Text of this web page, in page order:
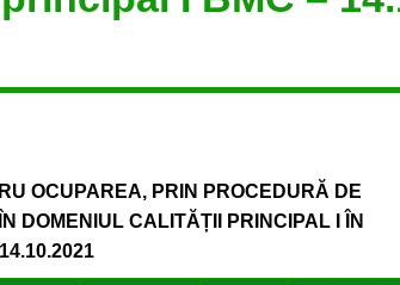
OCUPAREA, PRIN PROCEDURĂ DE
DOMENIUL CALITĂȚII PRINCIPAL I ÎN